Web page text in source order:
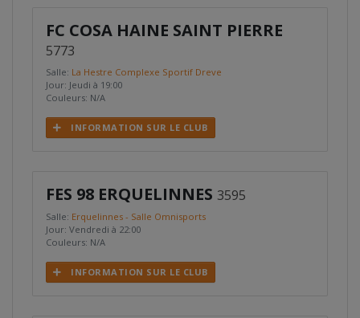
FC COSA HAINE SAINT PIERRE
5773
Salle: La Hestre Complexe Sportif Dreve
Jour: Jeudi à 19:00
Couleurs: N/A
INFORMATION SUR LE CLUB
FES 98 ERQUELINNES 3595
Salle: Erquelinnes - Salle Omnisports
Jour: Vendredi à 22:00
Couleurs: N/A
INFORMATION SUR LE CLUB